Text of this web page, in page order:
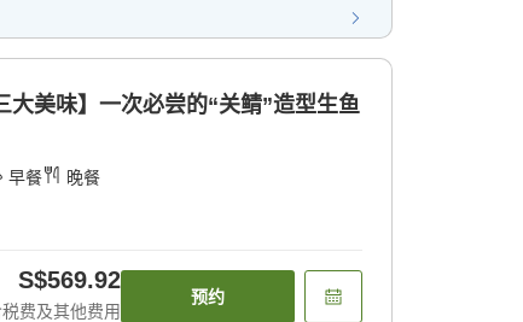
美味】一次必尝的“关鲭”造型生鱼
早餐 晚餐
S$569.92
费及其他费用
预约